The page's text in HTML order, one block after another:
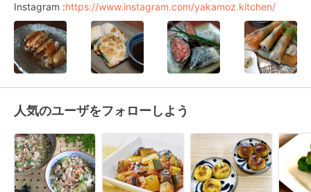
Instagram :https://www.instagram.com/yakamoz.kitchen/
人気のユーザをフォローしよう